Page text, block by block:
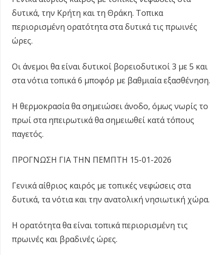
δυτικά, την Κρήτη και τη Θράκη. Τοπικα
περιορισμένη ορατότητα στα δυτικά τις πρωινές
ώρες.
Οι άνεμοι θα είναι δυτικοί βορειοδυτικοί 3 με 5 και
στα νότια τοπικά 6 μποφόρ με βαθμιαία εξασθένηση.
Η θερμοκρασία θα σημειώσει άνοδο, όμως νωρίς το
πρωί στα ηπειρωτικά θα σημειωθεί κατά τόπους
παγετός.
ΠΡΟΓΝΩΣΗ ΓΙΑ ΤΗΝ ΠΕΜΠΤΗ 15-01-2026
Γενικά αίθριος καιρός με τοπικές νεφώσεις στα
δυτικά, τα νότια και την ανατολική νησιωτική χώρα.
Η ορατότητα θα είναι τοπικά περιορισμένη τις
πρωινές και βραδινές ώρες.